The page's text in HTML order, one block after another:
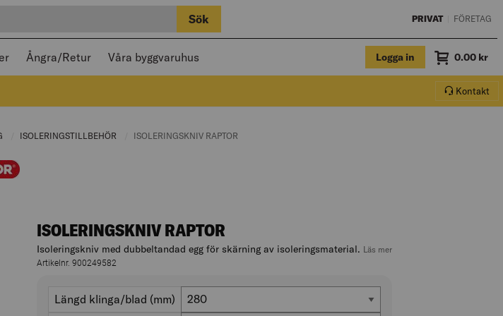
Sök PRIVAT FÖRETAG
Ångra/Retur Våra byggvaruhus Logga in Varukorg.
Summa
0.00 kr
Kontakt
CURRENT PAGE:
ISOLERINGSTILLBEHÖR CURRENT PAGE:
CURRENT PAGE:
ISOLERINGSKNIV RAPTOR
ISOLERINGSKNIV RAPTOR
Isoleringskniv med dubbeltandad egg för skärning av isoleringsmaterial. Läs mer
Artikelnr. 900249582
Varianter
längd klinga/blad (mm) Längd klinga/blad (mm)
280